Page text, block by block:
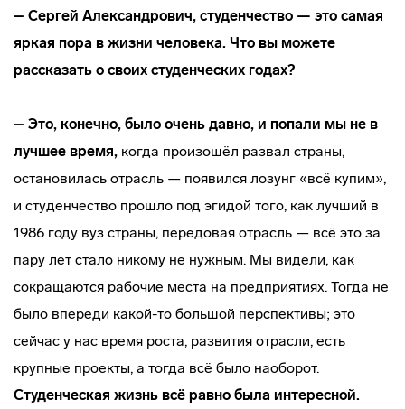
– Сергей Александрович, студенчество — это самая
яркая пора в жизни человека. Что вы можете
рассказать о своих студенческих годах?
– Это, конечно, было очень давно, и попали мы не в
лучшее время, когда произошёл развал страны,
остановилась отрасль — появился лозунг «всё купим»,
и студенчество прошло под эгидой того, как лучший в
1986 году вуз страны, передовая отрасль — всё это за
пару лет стало никому не нужным. Мы видели, как
сокращаются рабочие места на предприятиях. Тогда не
было впереди какой-то большой перспективы; это
сейчас у нас время роста, развития отрасли, есть
крупные проекты, а тогда всё было наоборот.
Студенческая жизнь всё равно была интересной.